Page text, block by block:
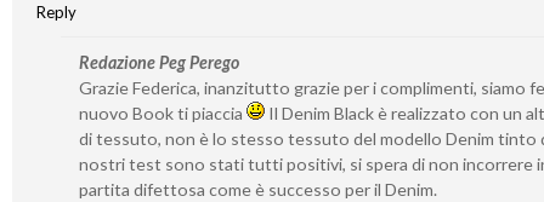
Reply
Redazione Peg Perego
Grazie Federica, inanzitutto grazie per i complimenti, siamo
nuovo Book ti piaccia
Il Denim Black è realizzato con un
di tessuto, non è lo stesso tessuto del modello Denim tinto
nostri test sono stati tutti positivi, si spera di non incorrere
partita difettosa come è successo per il Denim.